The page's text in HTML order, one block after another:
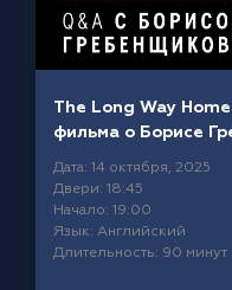
The Long Way
фильма о Борисе
Дата: 14 октября, 2025
Двери: 18:45
Начало: 19:00
Язык: Английский
Длительность: 90 минут